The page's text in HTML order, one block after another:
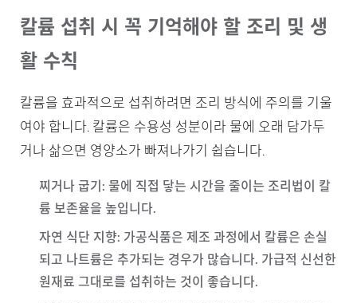
칼륨 섭취 시 꼭 기억해야 할 조리 및 생
활 수칙
칼륨을 효과적으로 섭취하려면 조리 방식에 주의를 기울
여야 합니다. 칼륨은 수용성 성분이라 물에 오래 담가두
거나 삶으면 영양소가 빠져나가기 쉽습니다.
찌거나 굽기 : 물에 직접 닿는 시간을 줄이는 조리법이 칼
륨 보존율을 높입니다.
자연 식단 지향: 가공식품은 제조 과정에서 칼륨은 손실
되고 나트륨은 추가되는 경우가 많습니다. 가급적 신선한
원재료 그대로를 섭취하는 것이 좋습니다.